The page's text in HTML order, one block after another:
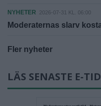
NYHETER 2026-07-31 KL. 06:00
Moderaternas slarv
Fler nyheter
LÄS SENASTE E-